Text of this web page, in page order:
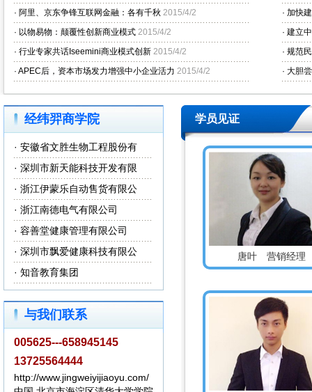
· 阿里、京东争锋互联网金融：各有千秋 2015/4/2
· 以物易物：颠覆性创新商业模式 2015/4/2
· 行业专家共话Iseemini商业模式创新 2015/4/2
· APEC后，资本市场发力增强中小企业活力 2015/4/2
· 加快
· 建立
· 规范
· 大胆
经纬羿商学院
· 安徽省文胜生物工程股份有
· 深圳市新天能科技开发有限
· 浙江伊蒙乐自动售货有限公
· 浙江南德电气有限公司
· 容善堂健康管理有限公司
· 深圳市飘爱健康科技有限公
· 知音教育集团
与我们联系
005625---658945145
13725564444
http://www.jingweiyijiaoyu.com/
学员见证
唐叶 营销经理